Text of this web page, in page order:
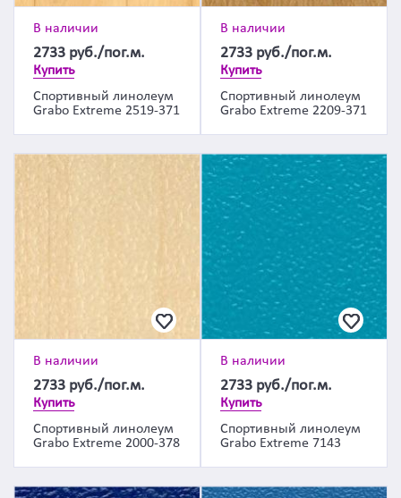
В наличии
2733 руб./пог.м.
Купить
Спортивный линолеум
Grabo Extreme 2519-371
В наличии
2733 руб./пог.м.
Купить
Спортивный линолеум
Grabo Extreme 2209-371
В наличии
2733 руб./пог.м.
Купить
Спортивный линолеум
Grabo Extreme 2000-378
В наличии
2733 руб./пог.м.
Купить
Спортивный линолеум
Grabo Extreme 7143